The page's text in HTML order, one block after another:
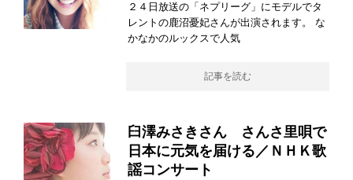
２４日放送の「ネプリーグ」にモデルでタ
レントの鹿沼憂妃さんが出演されます。 な
かなかのルックスで人気
記事を読む
臼澤みさきさん さんさ里唄で
日本に元気を届ける／ＮＨＫ歌
謡コンサート